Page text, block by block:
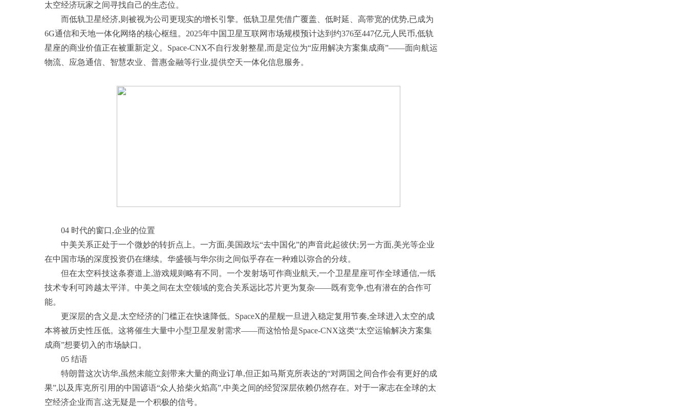
太空经济玩家之间寻找自己的生态位。
而低轨卫星经济,则被视为公司更现实的增长引擎。低轨卫星凭借广覆盖、低时延、高带宽的优势,已成为
6G通信和天地一体化网络的核心枢纽。2025年中国卫星互联网市场规模预计达到约376至447亿元人民币,低轨
星座的商业价值正在被重新定义。Space-CNX不自行发射整星,而是定位为“应用解决方案集成商”——面向航运
物流、应急通信、智慧农业、普惠金融等行业,提供空天一体化信息服务。
04 时代的窗口,企业的位置
中美关系正处于一个微妙的转折点上。一方面,美国政坛“去中国化”的声音此起彼伏;另一方面,美光等企业
在中国市场的深度投资仍在继续。华盛顿与华尔街之间似乎存在一种难以弥合的分歧。
但在太空科技这条赛道上,游戏规则略有不同。一个发射场可作商业航天,一个卫星星座可作全球通信,一纸
技术专利可跨越太平洋。中美之间在太空领域的竞合关系远比芯片更为复杂——既有竞争,也有潜在的合作可
能。
更深层的含义是,太空经济的门槛正在快速降低。SpaceX的星舰一旦进入稳定复用节奏,全球进入太空的成
本将被历史性压低。这将催生大量中小型卫星发射需求——而这恰恰是Space-CNX这类“太空运输解决方案集
成商”想要切入的市场缺口。
05 结语
特朗普这次访华,虽然未能立刻带来大量的商业订单,但正如马斯克所表达的“对两国之间合作会有更好的成
果”,以及库克所引用的中国谚语“众人拾柴火焰高”,中美之间的经贸深层依赖仍然存在。对于一家志在全球的太
空经济企业而言,这无疑是一个积极的信号。